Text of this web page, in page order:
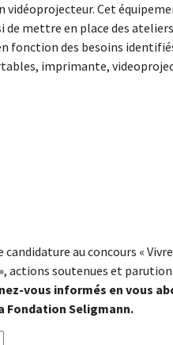
Cet
de mettre en place des
fonction des besoins
imprimante,
au concours «
actions soutenues et parution
vous informés en vous
Seligmann.